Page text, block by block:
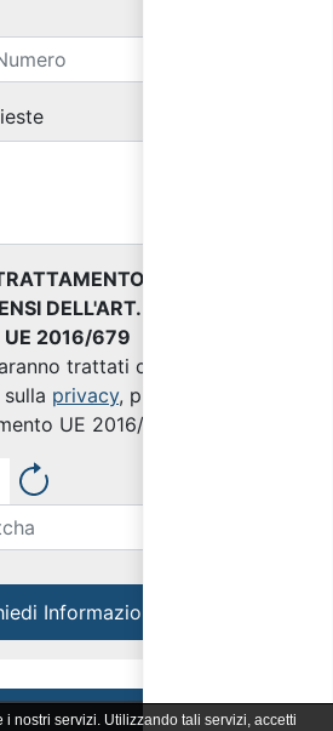
DEI DATI
DELL'ART. 13 DEL
UE 2016/679
trattati come indicato
privacy, predisposta ai
UE 2016/679
Informazioni
i nostri servizi. Utilizzando tali servizi, accetti